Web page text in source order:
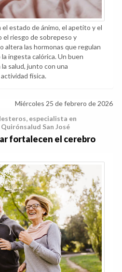
estado de ánimo, el apetito y el
el riesgo de sobrepeso y
altera las hormonas que regulan
ingesta calórica. Un buen
salud, junto con una
física.
Miércoles 25 de febrero de 2026
especialista en
San José
fortalecen el cerebro